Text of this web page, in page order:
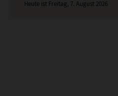
Heute ist Freitag, 7. August 2026